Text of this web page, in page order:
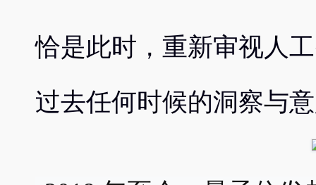
恰是此时，重新审视人
过去任何时候的洞察与